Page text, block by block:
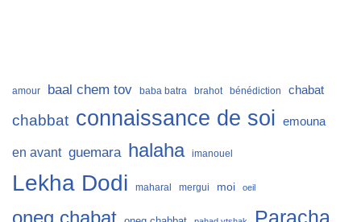
amour baal chem tov baba batra brahot bénédiction chabat
chabbat connaissance de soi emouna
en avant guemara halaha imanouel
Lekha Dodi maharal mergui moi oeil
Paracha